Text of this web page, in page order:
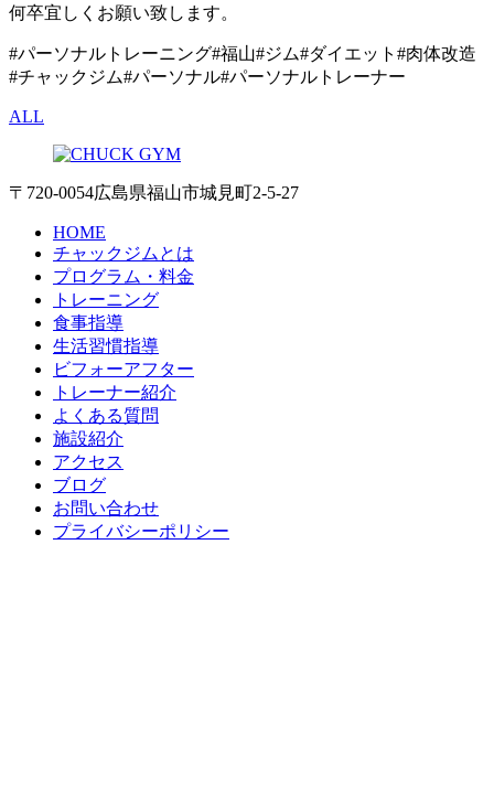
何卒宜しくお願い致します。
#パーソナルトレーニング#福山#ジム#ダイエット#肉体改造
#チャックジム#パーソナル#パーソナルトレーナー
ALL
〒720-0054 広島県福山市城見町2-5-27
HOME
チャックジムとは
プログラム・料金
トレーニング
食事指導
生活習慣指導
ビフォーアフター
トレーナー紹介
よくある質問
施設紹介
アクセス
ブログ
お問い合わせ
プライバシーポリシー